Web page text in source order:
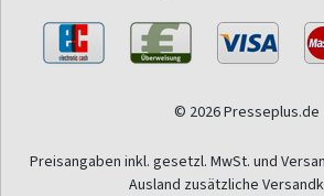
© 2026 Presseplus.de
Preisangaben inkl. gesetzl. MwSt. und
Ausland zusätzliche